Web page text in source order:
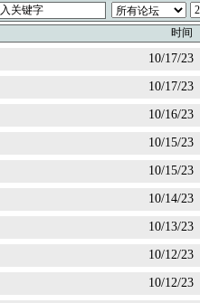
时间
10/17/23
10/17/23
10/16/23
10/15/23
10/15/23
10/14/23
10/13/23
10/12/23
10/12/23